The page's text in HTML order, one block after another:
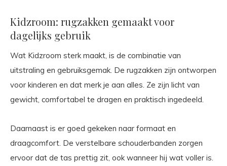
Kidzroom: rugzakken gemaakt voor
dagelijks gebruik
Wat Kidzroom sterk maakt, is de combinatie van
uitstraling en gebruiksgemak. De rugzakken zijn ontworpen
voor kinderen en dat merk je aan alles. Ze zijn licht van
gewicht, comfortabel te dragen en praktisch ingedeeld.
Daarnaast is er goed gekeken naar formaat en
draagcomfort. De verstelbare schouderbanden zorgen
ervoor dat de tas prettig zit, ook wanneer hij wat voller is.